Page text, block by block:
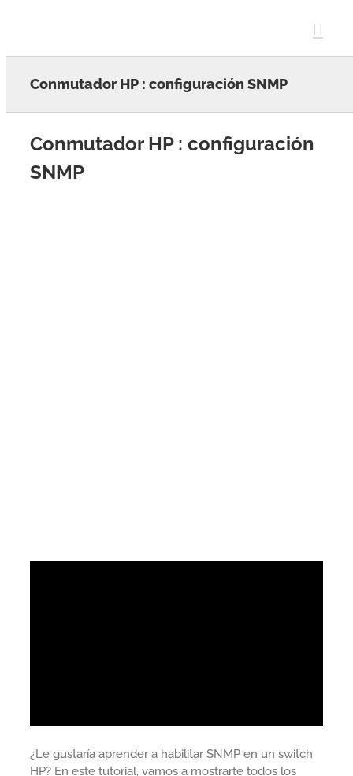
Conmutador HP : configuración SNMP
Conmutador HP : configuración
SNMP
¿Le gustaría aprender a habilitar SNMP en un switch
HP? En este tutorial, vamos a mostrarte todos los